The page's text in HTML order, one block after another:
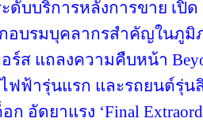
ดับบริการหลังการขาย เปิด
อบรมบุคลากรสำคัญในภูมิ
ร์ส แถลงความคืบหน้า
ฟฟ้ารุ่นแรก และรถยนต์รุ่น
ก อัดยาแรง ‘Final